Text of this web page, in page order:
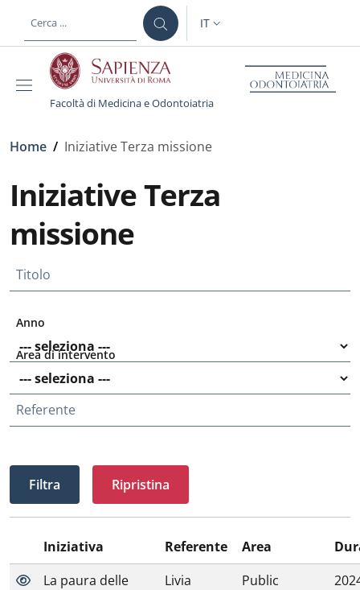
al contenuto principale
SELETTORE LINGUA:
IT
Facoltà di Medicina e Odontoiatria
Briciole di pane
Home / Iniziative Terza missione
Iniziative Terza
missione
Titolo
Anno
Area di intervento
Referente
Ripristina
Iniziativa Referente Area
La paura delle
Livia
Public